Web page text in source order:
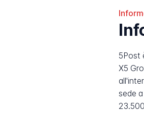
5Post
X5
sede